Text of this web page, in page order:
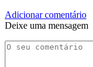
Adicionar comentário
Deixe uma mensagem